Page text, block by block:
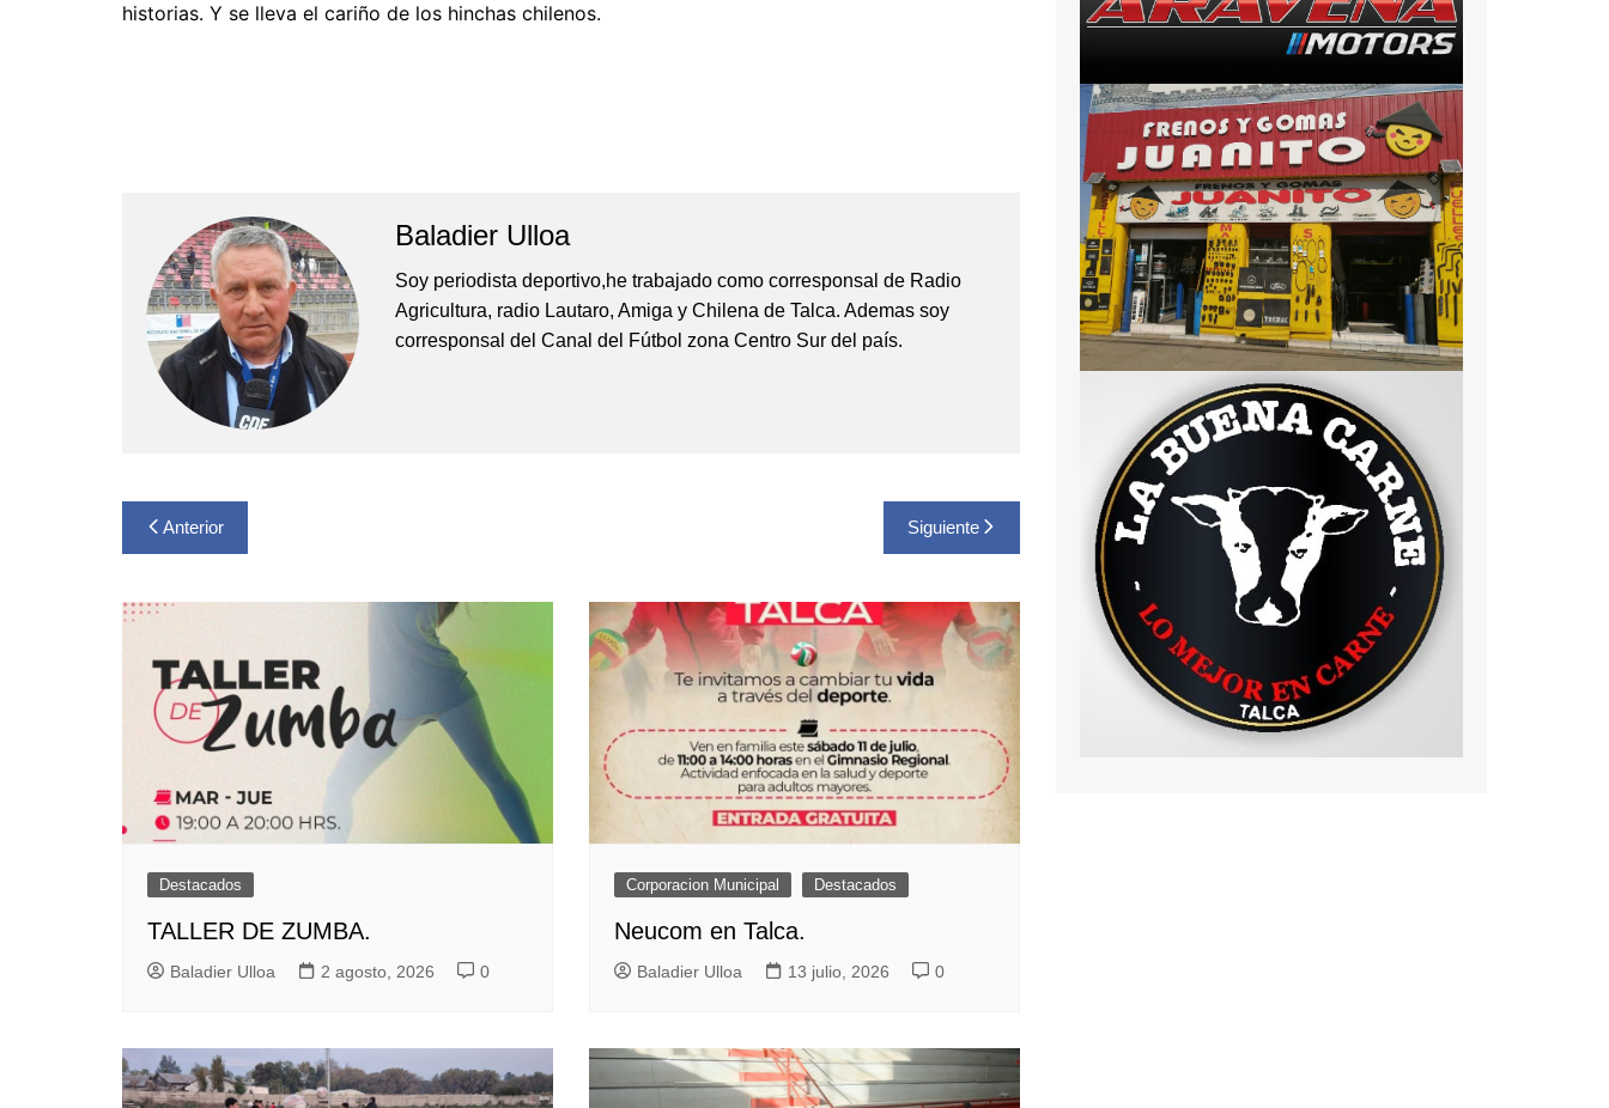
historias. Y se lleva el cariño de los hinchas chilenos.
Baladier Ulloa
Soy periodista deportivo,he trabajado como corresponsal de Radio
Agricultura, radio Lautaro, Amiga y Chilena de Talca. Ademas soy
corresponsal del Canal del Fútbol zona Centro Sur del país.
Navegación
de
entradas
Anterior Siguiente
Destacados
TALLER DE ZUMBA.
Baladier Ulloa 2 agosto, 2026 0
Corporacion Municipal Destacados
Neucom en Talca.
Baladier Ulloa 13 julio, 2026 0